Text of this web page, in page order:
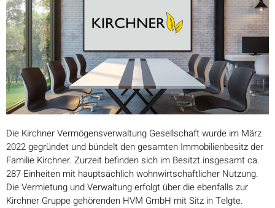
Die Kirchner Vermögensverwaltung Gesellschaft wurde im März
2022 gegründet und bündelt den gesamten Immobilienbesitz der
Familie Kirchner. Zurzeit befinden sich im Besitzt insgesamt ca.
287 Einheiten mit hauptsächlich wohnwirtschaftlicher Nutzung.
Die Vermietung und Verwaltung erfolgt über die ebenfalls zur
Kirchner Gruppe gehörenden HVM GmbH mit Sitz in Telgte.